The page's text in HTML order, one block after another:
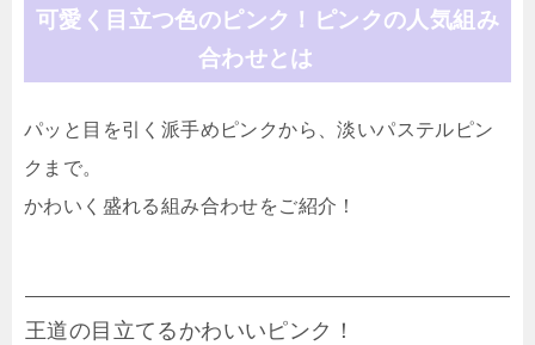
可愛く目立つ色のピンク！ピンクの人気組み
合わせとは
パッと目を引く派手めピンクから、淡いパステルピン
クまで。
かわいく盛れる組み合わせをご紹介！
王道の目立てるかわいいピンク！